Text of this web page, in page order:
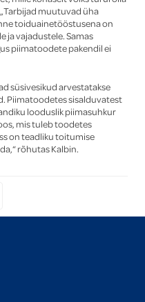
muutuvad üha
toiduainetööstusena on
ja vajadustele. Samas
piimatoodete pakendil ei
süsivesikud arvestatakse
Piimatoodetes sisalduvatest
looduslik piimasuhkur
mis tuleb toodetes
on teadliku toitumise
rõhutas Kalbin.